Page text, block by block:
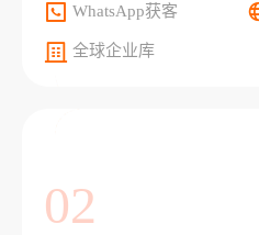
WhatsApp获客
全球企业库
02